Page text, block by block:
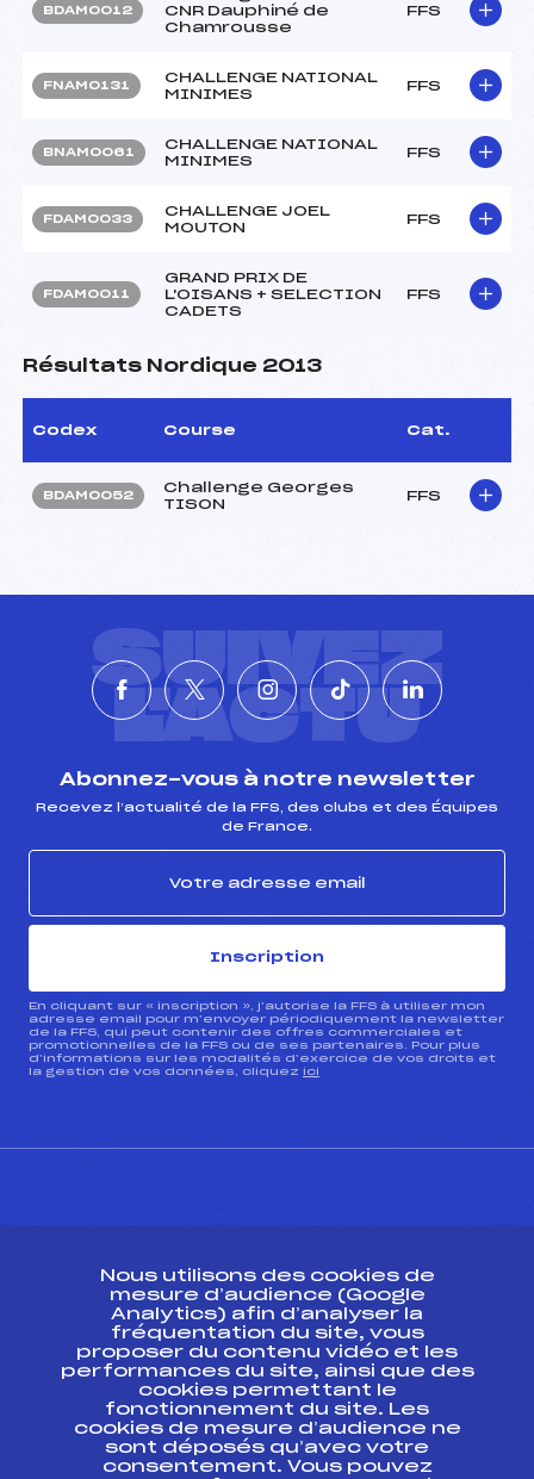
BDAM0012
CNR Dauphiné de
Chamrousse
FFS
FNAM0131
CHALLENGE NATIONAL
MINIMES
FFS
BNAM0061
CHALLENGE NATIONAL
MINIMES
FFS
FDAM0033
CHALLENGE JOEL
MOUTON
FFS
FDAM0011
GRAND PRIX DE
L'OISANS + SELECTION
CADETS
FFS
Résultats Nordique 2013
Codex Course Cat.
BDAM0052
Challenge Georges
TISON
FFS
SUIVEZ
L'ACTU
Abonnez-vous à notre newsletter
Recevez l’actualité de la FFS, des clubs et des Équipes
de France.
Inscription
En cliquant sur « inscription », j’autorise la FFS à utiliser mon
adresse email pour m’envoyer périodiquement la newsletter
de la FFS, qui peut contenir des offres commerciales et
promotionnelles de la FFS ou de ses partenaires. Pour plus
d’informations sur les modalités d’exercice de vos droits et
la gestion de vos données, cliquez ici
ESPACE PRESSE
Ressources
Pass’Neige
Projet sportif fédéral
Projet de performance fédéral
Antidopage
Nous utilisons des cookies de
mesure d’audience (Google
Analytics) afin d’analyser la
fréquentation du site, vous
proposer du contenu vidéo et les
performances du site, ainsi que des
cookies permettant le
fonctionnement du site. Les
cookies de mesure d’audience ne
sont déposés qu’avec votre
consentement. Vous pouvez